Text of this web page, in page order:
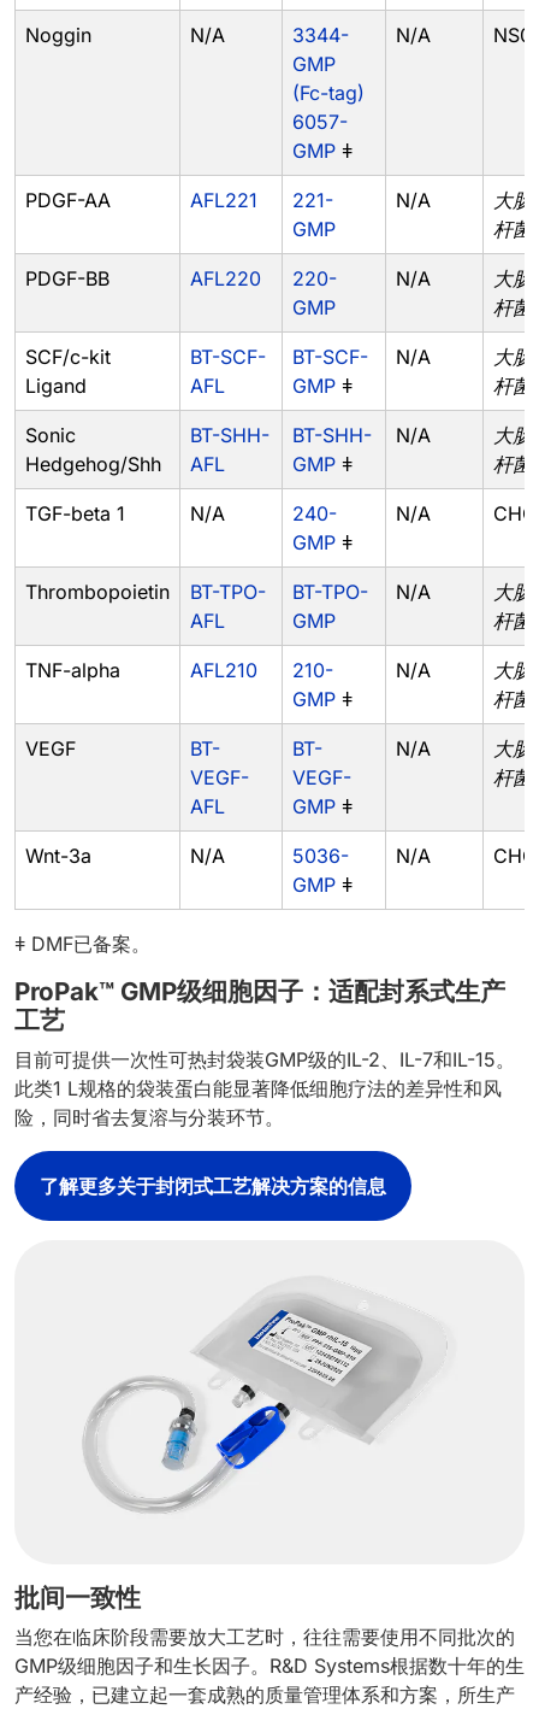
Noggin N/A
3344-
GMP
(Fc-tag)
6057-
GMP ǂ
N/A NS0
PDGF-AA AFL221
221-
GMP
N/A
大肠
杆菌
PDGF-BB AFL220
220-
GMP
N/A
大肠
杆菌
SCF/c-kit
Ligand
BT-SCF-
AFL
BT-SCF-
GMP ǂ
N/A
大肠
杆菌
Sonic
Hedgehog/Shh
BT-SHH-
AFL
BT-SHH-
GMP ǂ
N/A
大肠
杆菌
TGF-beta 1 N/A
240-
GMP ǂ
N/A CHO
Thrombopoietin
BT-TPO-
AFL
BT-TPO-
GMP
N/A
大肠
杆菌
TNF-alpha AFL210
210-
GMP ǂ
N/A
大肠
杆菌
VEGF
BT-
VEGF-
AFL
BT-
VEGF-
GMP ǂ
N/A
大肠
杆菌
Wnt-3a N/A
5036-
GMP ǂ
N/A CHO
ǂ DMF已备案。
ProPak™ GMP级细胞因子：适配封系式生产
工艺
目前可提供一次性可热封袋装GMP级的IL-2、IL-7和IL-15。
此类1 L规格的袋装蛋白能显著降低细胞疗法的差异性和风
险，同时省去复溶与分装环节。
了解更多关于封闭式工艺解决方案的信息
批间一致性
当您在临床阶段需要放大工艺时，往往需要使用不同批次的
GMP级细胞因子和生长因子。R&D Systems根据数十年的生
产经验，已建立起一套成熟的质量管理体系和方案，所生产